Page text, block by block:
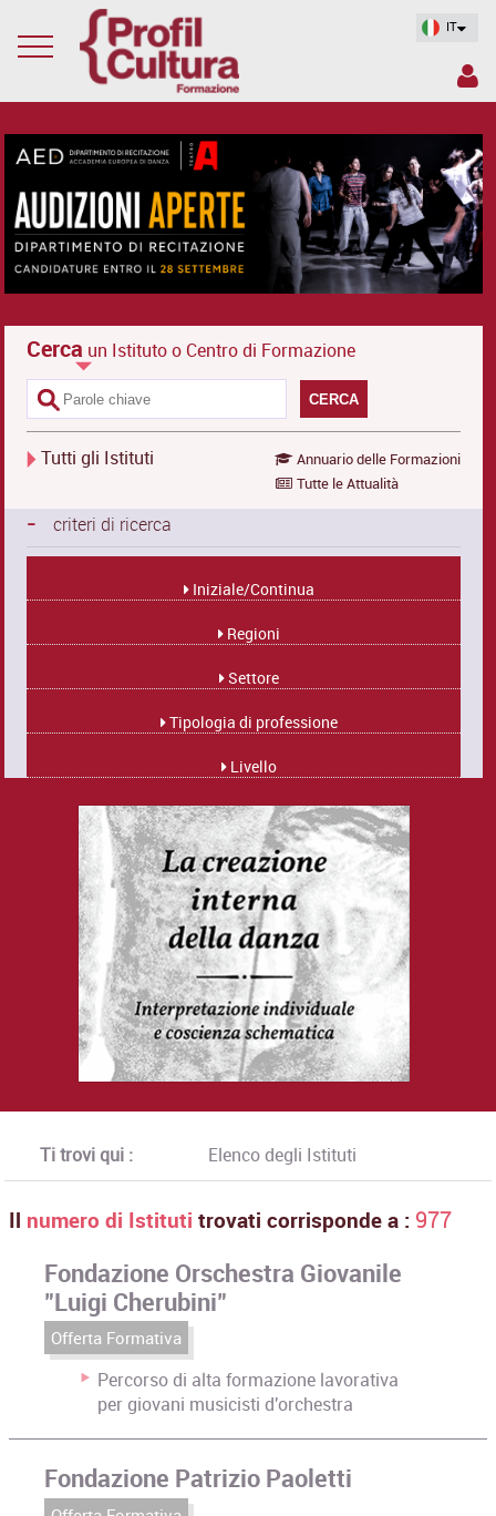
IT
Cerca un Istituto o Centro di Formazione
CERCA
Tutti gli Istituti
Annuario delle Formazioni
Tutte le Attualità
- criteri di ricerca
Iniziale/Continua
Regioni
Settore
Tipologia di professione
Livello
Ti trovi qui : Elenco degli Istituti
Il numero di Istituti trovati corrisponde a : 977
Fondazione Orschestra Giovanile
"Luigi Cherubini"
Offerta Formativa
Percorso di alta formazione lavorativa
per giovani musicisti d'orchestra
Fondazione Patrizio Paoletti